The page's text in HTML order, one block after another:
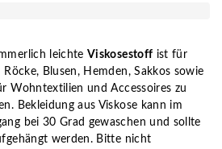
leichteViskosestoff ist für
Röcke, Blusen, Hemden, Sakkos sowie
Wohntextilien und Accessoires zu
Bekleidung aus Viskose kann im
bei 30 Grad gewaschen und sollte
werden. Bitte nicht